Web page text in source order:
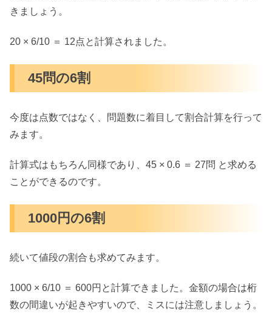
きましょう。
20 × 6/10 ＝ 12点と計算されました。
45問の6割
今度は点数ではなく、問題数に着目して割合計算を行って
みます。
計算式はもちろん同様であり、45 × 0.6 ＝ 27問 と求める
ことができるのです。
1000円の6割
続いて値段の割合も求めてみます。
1000 × 6/10 ＝ 600円と計算できました。金額の場合は桁
数の間違いが起きやすいので、ミスには注意しましょう。